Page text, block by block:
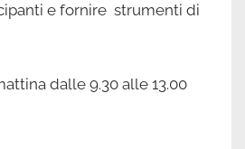
e fornire strumenti di
dalle 9.30 alle 13.00